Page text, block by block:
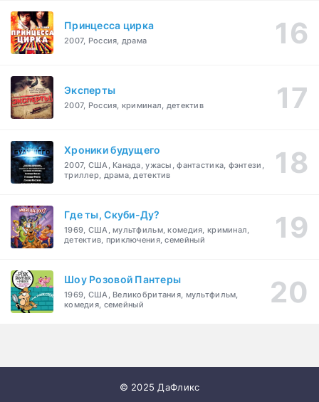
Принцесса цирка
2007, Россия, драма
Эксперты
2007, Россия, криминал, детектив
Хроники будущего
2007, США, Канада, ужасы, фантастика, фэнтези,
триллер, драма, детектив
Где ты, Скуби-Ду?
1969, США, мультфильм, комедия, криминал,
детектив, приключения, семейный
Шоу Розовой Пантеры
1969, США, Великобритания, мультфильм,
комедия, семейный
© 2025 ДаФликс